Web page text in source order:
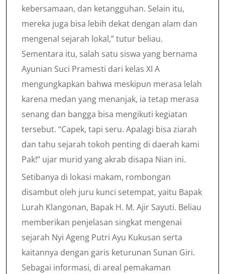
kebersamaan, dan ketangguhan. Selain itu,
mereka juga bisa lebih dekat dengan alam dan
mengenal sejarah lokal,” tutur beliau.
Sementara itu, salah satu siswa yang bernama
Ayunian Suci Pramesti dari kelas XI A
mengungkapkan bahwa meskipun merasa lelah
karena medan yang menanjak, ia tetap merasa
senang dan bangga bisa mengikuti kegiatan
tersebut. “Capek, tapi seru. Apalagi bisa ziarah
dan tahu sejarah tokoh penting di daerah kami
Pak!” ujar murid yang akrab disapa Nian ini.
Setibanya di lokasi makam, rombongan
disambut oleh juru kunci setempat, yaitu Bapak
Lurah Klangonan, Bapak H. M. Ajir Sayuti. Beliau
memberikan penjelasan singkat mengenai
sejarah Nyi Ageng Putri Ayu Kukusan serta
kaitannya dengan garis keturunan Sunan Giri.
Sebagai informasi, di areal pemakaman